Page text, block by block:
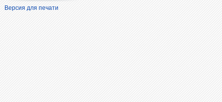
Версия для печати